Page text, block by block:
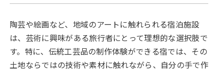
陶芸や絵画など、地域のアートに触れられる宿泊施設
は、芸術に興味がある旅行者にとって理想的な選択肢で
す。特に、伝統工芸品の制作体験ができる宿では、その
土地ならではの技術や素材に触れながら、自分の手で作